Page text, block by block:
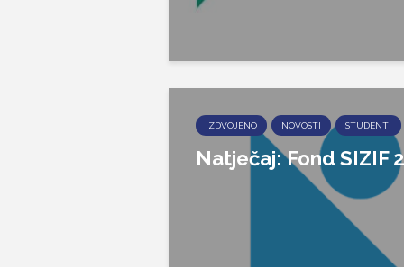
IZDVOJENO NOVOSTI STUDENTI
Natječaj: Fond SIZIF